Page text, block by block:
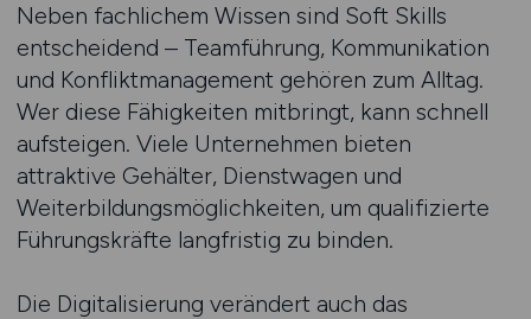
Neben fachlichem Wissen sind Soft Skills
entscheidend – Teamführung, Kommunikation
und Konfliktmanagement gehören zum Alltag.
Wer diese Fähigkeiten mitbringt, kann schnell
aufsteigen. Viele Unternehmen bieten
attraktive Gehälter, Dienstwagen und
Weiterbildungsmöglichkeiten, um qualifizierte
Führungskräfte langfristig zu binden.
Die Digitalisierung verändert auch das